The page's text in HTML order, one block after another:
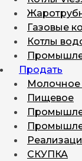
Газовые
Котлы
Продать
Молочное
Пищевое
СКУПКА